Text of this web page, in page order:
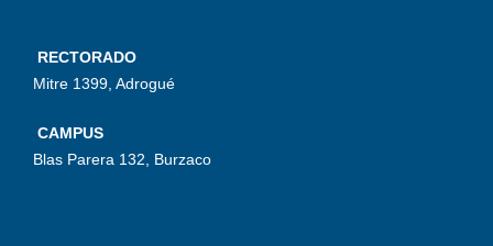
RECTORADO
Mitre 1399, Adrogué
CAMPUS
Blas Parera 132, Burzaco